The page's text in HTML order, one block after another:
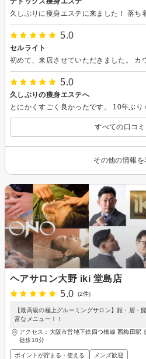
5.0
セルライト
5.0
久しぶりの痩身エステへ
すべての口コ
その他の情報を
ヘアサロン大野 iki 堂島店
5.0
(2件)
【最高級の極上グルーミングサロン】顔・眉・
富なメニュー！！
アクセス：大阪市営地下鉄四つ橋線 西梅田駅
徒歩10分
ポイントが貯まる・使える メンズ歓迎